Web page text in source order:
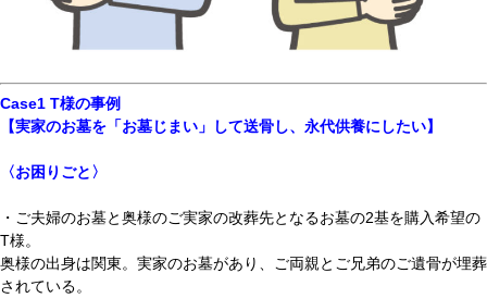
Case1 T様の事例
【実家のお墓を「お墓じまい」して送骨し、永代供養にしたい】
〈お困りごと〉
・ご夫婦のお墓と奥様のご実家の改葬先となるお墓の2基を購入希望の
T様。
奥様の出身は関東。実家のお墓があり、ご両親とご兄弟のご遺骨が埋葬
されている。